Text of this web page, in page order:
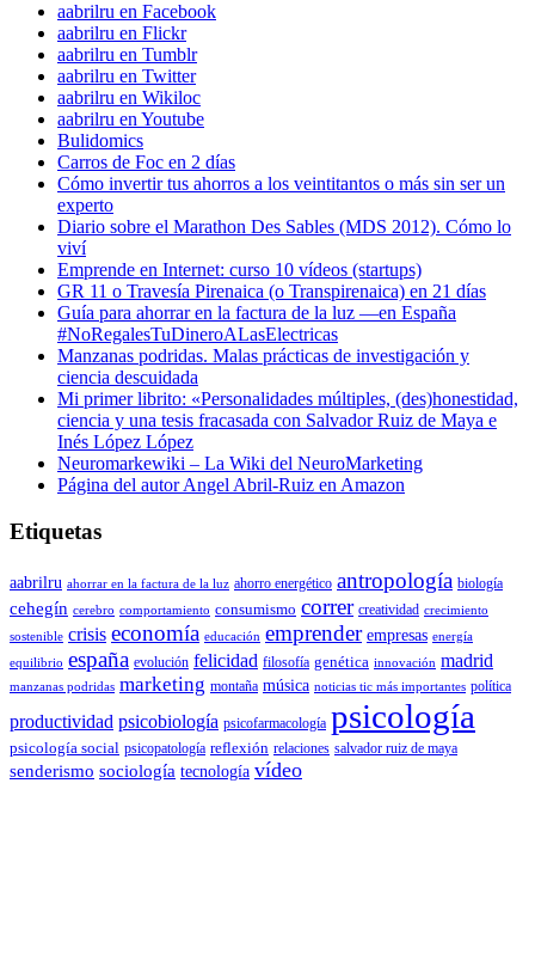
aabrilru en Facebook
aabrilru en Flickr
aabrilru en Tumblr
aabrilru en Twitter
aabrilru en Wikiloc
aabrilru en Youtube
Bulidomics
Carros de Foc en 2 días
Cómo invertir tus ahorros a los veintitantos o más sin ser un
experto
Diario sobre el Marathon Des Sables (MDS 2012). Cómo lo
viví
Emprende en Internet: curso 10 vídeos (startups)
GR 11 o Travesía Pirenaica (o Transpirenaica) en 21 días
Guía para ahorrar en la factura de la luz —en España
#NoRegalesTuDineroALasElectricas
Manzanas podridas. Malas prácticas de investigación y
ciencia descuidada
Mi primer librito: «Personalidades múltiples, (des)honestidad,
ciencia y una tesis fracasada con Salvador Ruiz de Maya e
Inés López López
Neuromarkewiki – La Wiki del NeuroMarketing
Página del autor Angel Abril-Ruiz en Amazon
Etiquetas
aabrilru ahorrar en la factura de la luz ahorro energético antropología biología
cehegín cerebro comportamiento consumismo correr creatividad crecimiento
sostenible crisis economía educación emprender empresas energía
equilibrio españa evolución felicidad filosofía genética innovación madrid
manzanas podridas marketing montaña música noticias tic más importantes política
productividad psicobiología psicofarmacología psicología
psicología social psicopatología reflexión relaciones salvador ruiz de maya
senderismo sociología tecnología vídeo